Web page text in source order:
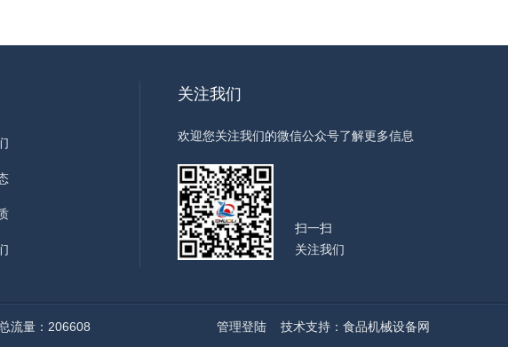
关注我们
欢迎您关注我们的微信公众号了解更多信息
扫一扫
关注我们
流量：206608 管理登陆 技术支持： 食品机械设备网